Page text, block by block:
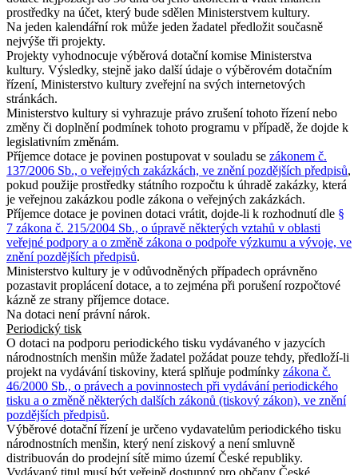
prostředky na účet, který bude sdělen Ministerstvem kultury.
Na jeden kalendářní rok může jeden žadatel předložit současně
nejvýše tři projekty.
Projekty vyhodnocuje výběrová dotační komise Ministerstva
kultury. Výsledky, stejně jako další údaje o výběrovém dotačním
řízení, Ministerstvo kultury zveřejní na svých internetových
stránkách.
Ministerstvo kultury si vyhrazuje právo zrušení tohoto řízení nebo
změny či doplnění podmínek tohoto programu v případě, že dojde k
legislativním změnám.
Příjemce dotace je povinen postupovat v souladu se zákonem č.
137/2006 Sb., o veřejných zakázkách, ve znění pozdějších předpisů,
pokud použije prostředky státního rozpočtu k úhradě zakázky, která
je veřejnou zakázkou podle zákona o veřejných zakázkách.
Příjemce dotace je povinen dotaci vrátit, dojde-li k rozhodnutí dle §
7 zákona č. 215/2004 Sb., o úpravě některých vztahů v oblasti
veřejné podpory a o změně zákona o podpoře výzkumu a vývoje, ve
znění pozdějších předpisů.
Ministerstvo kultury je v odůvodněných případech oprávněno
pozastavit proplácení dotace, a to zejména při porušení rozpočtové
kázně ze strany příjemce dotace.
Na dotaci není právní nárok.
Periodický tisk
O dotaci na podporu periodického tisku vydávaného v jazycích
národnostních menšin může žadatel požádat pouze tehdy, předloží-li
projekt na vydávání tiskoviny, která splňuje podmínky zákona č.
46/2000 Sb., o právech a povinnostech při vydávání periodického
tisku a o změně některých dalších zákonů (tiskový zákon), ve znění
pozdějších předpisů.
Výběrové dotační řízení je určeno vydavatelům periodického tisku
národnostních menšin, který není ziskový a není smluvně
distribuován do prodejní sítě mimo území České republiky.
Vydávaný titul musí být veřejně dostupný pro občany České